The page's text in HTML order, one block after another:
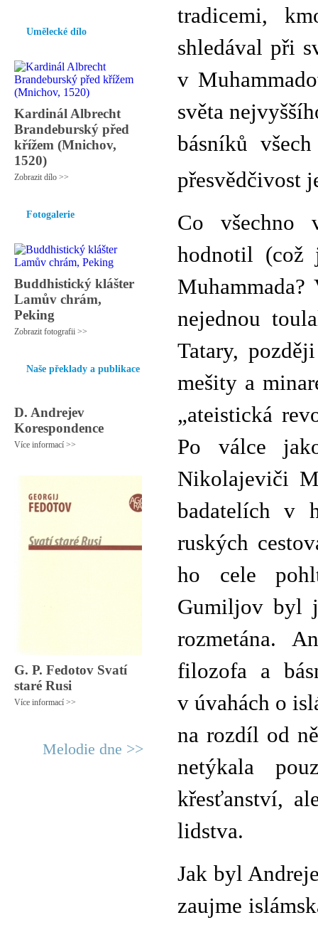
Umělecké dílo
Kardinál Albrecht
Brandeburský před
křížem (Mnichov,
1520)
Zobrazit dílo >>
Fotogalerie
Buddhistický klášter
Lamův chrám,
Peking
Zobrazit fotografii >>
Naše překlady a publikace
D. Andrejev
Korespondence
Více informací >>
G. P. Fedotov Svatí
staré Rusi
Více informací >>
Melodie dne >>
tradicemi,
shledával při
v
světa
básníků
přesvědčivost
Co všechno
hodnotil (což
nejednou
Tatary,
mešity a
„ateistická
Po válce
Nikolajeviči
badatelích v
ruských
ho cele
Gumiljov byl
rozmetána.
filozofa a
v úvahách o
na rozdíl od
netýkala
křesťanství,
lidstva.
Jak byl
zaujme